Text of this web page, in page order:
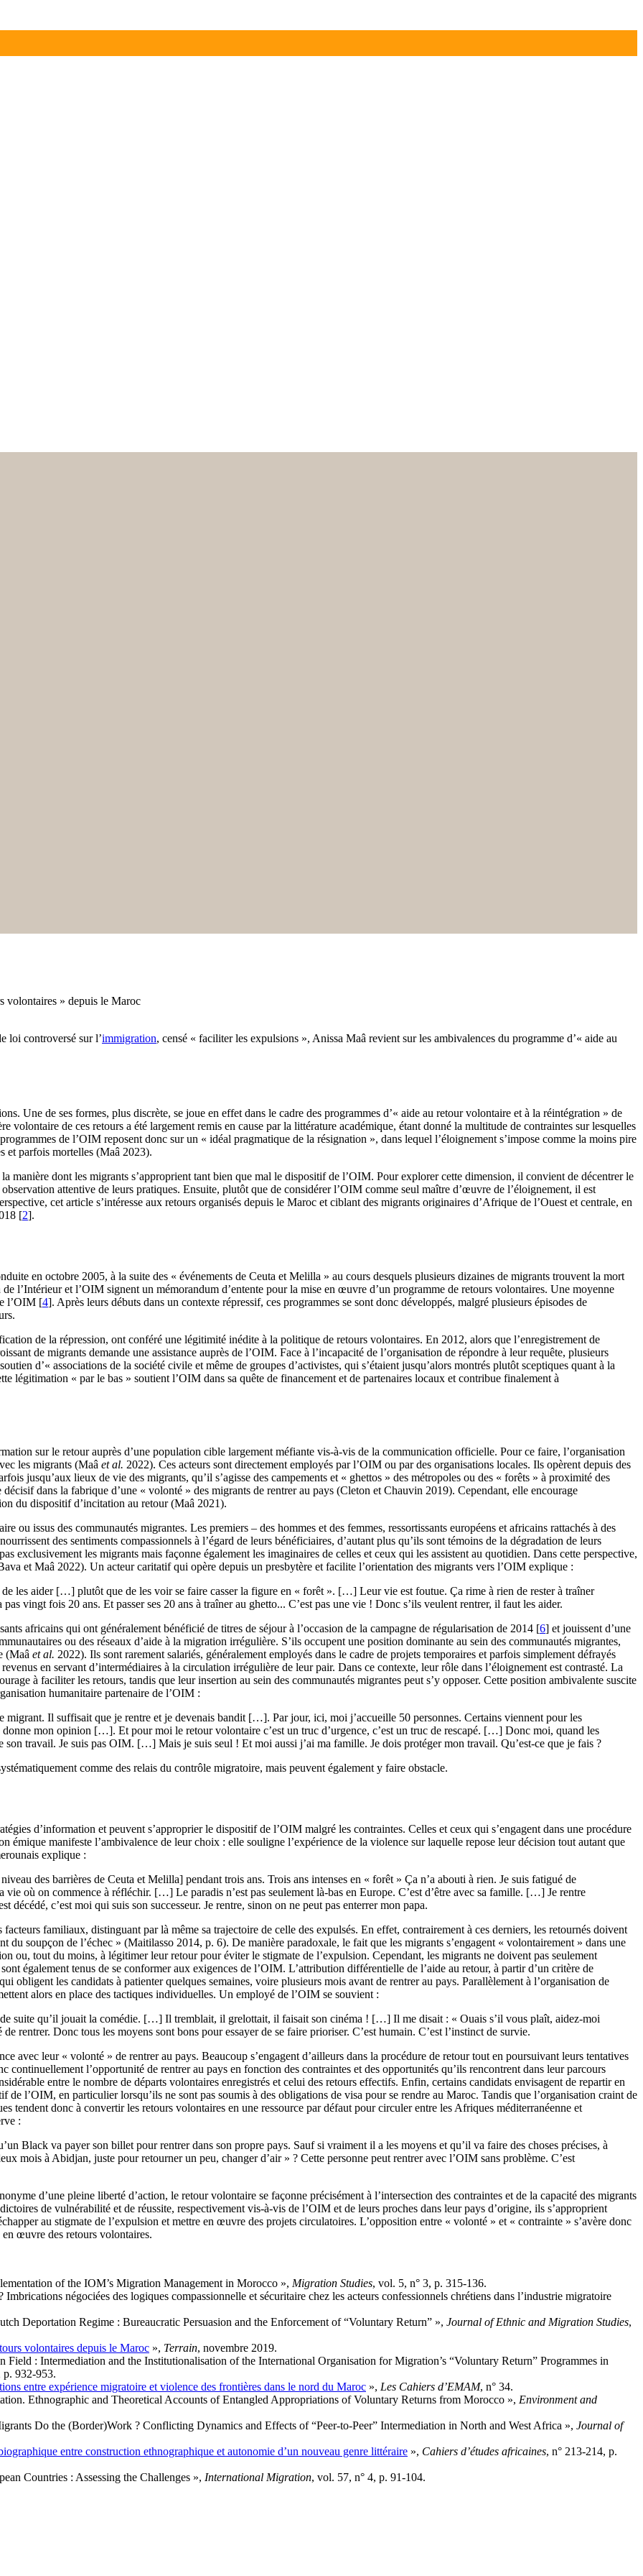
volontaires » depuis le Maroc
loi controversé sur l’immigration, censé « faciliter les expulsions », Anissa Maâ revient sur les ambivalences du programme d’« aide au
Une de ses formes, plus discrète, se joue en effet dans le cadre des programmes d’« aide au retour volontaire et à la réintégration » de
volontaire de ces retours a été largement remis en cause par la littérature académique, étant donné la multitude de contraintes sur lesquelles
de l’OIM reposent donc sur un « idéal pragmatique de la résignation », dans lequel l’éloignement s’impose comme la moins pire
et parfois mortelles (Maâ 2023).
manière dont les migrants s’approprient tant bien que mal le dispositif de l’OIM. Pour explorer cette dimension, il convient de décentrer le
attentive de leurs pratiques. Ensuite, plutôt que de considérer l’OIM comme seul maître d’œuvre de l’éloignement, il est
cet article s’intéresse aux retours organisés depuis le Maroc et ciblant des migrants originaires d’Afrique de l’Ouest et centrale, en
[2].
en octobre 2005, à la suite des « événements de Ceuta et Melilla » au cours desquels plusieurs dizaines de migrants trouvent la mort
l’Intérieur et l’OIM signent un mémorandum d’entente pour la mise en œuvre d’un programme de retours volontaires. Une moyenne
l’OIM [4]. Après leurs débuts dans un contexte répressif, ces programmes se sont donc développés, malgré plusieurs épisodes de
de la répression, ont conféré une légitimité inédite à la politique de retours volontaires. En 2012, alors que l’enregistrement de
de migrants demande une assistance auprès de l’OIM. Face à l’incapacité de l’organisation de répondre à leur requête, plusieurs
d’« associations de la société civile et même de groupes d’activistes, qui s’étaient jusqu’alors montrés plutôt sceptiques quant à la
légitimation « par le bas » soutient l’OIM dans sa quête de financement et de partenaires locaux et contribue finalement à
sur le retour auprès d’une population cible largement méfiante vis-à-vis de la communication officielle. Pour ce faire, l’organisation
les migrants (Maâ et al. 2022). Ces acteurs sont directement employés par l’OIM ou par des organisations locales. Ils opèrent depuis des
jusqu’aux lieux de vie des migrants, qu’il s’agisse des campements et « ghettos » des métropoles ou des « forêts » à proximité des
dans la fabrique d’une « volonté » des migrants de rentrer au pays (Cleton et Chauvin 2019). Cependant, elle encourage
du dispositif d’incitation au retour (Maâ 2021).
ou issus des communautés migrantes. Les premiers – des hommes et des femmes, ressortissants européens et africains rattachés à des
des sentiments compassionnels à l’égard de leurs bénéficiaires, d’autant plus qu’ils sont témoins de la dégradation de leurs
exclusivement les migrants mais façonne également les imaginaires de celles et ceux qui les assistent au quotidien. Dans cette perspective,
et Maâ 2022). Un acteur caritatif qui opère depuis un presbytère et facilite l’orientation des migrants vers l’OIM explique :
de les aider […] plutôt que de les voir se faire casser la figure en « forêt ». […] Leur vie est foutue. Ça rime à rien de rester à traîner
vingt fois 20 ans. Et passer ses 20 ans à traîner au ghetto... C’est pas une vie ! Donc s’ils veulent rentrer, il faut les aider.
africains qui ont généralement bénéficié de titres de séjour à l’occasion de la campagne de régularisation de 2014 [6] et jouissent d’une
ou des réseaux d’aide à la migration irrégulière. S’ils occupent une position dominante au sein des communautés migrantes,
(Maâ et al. 2022). Ils sont rarement salariés, généralement employés dans le cadre de projets temporaires et parfois simplement défrayés
en servant d’intermédiaires à la circulation irrégulière de leur pair. Dans ce contexte, leur rôle dans l’éloignement est contrasté. La
à faciliter les retours, tandis que leur insertion au sein des communautés migrantes peut s’y opposer. Cette position ambivalente suscite
humanitaire partenaire de l’OIM :
migrant. Il suffisait que je rentre et je devenais bandit […]. Par jour, ici, moi j’accueille 50 personnes. Certains viennent pour les
mon opinion […]. Et pour moi le retour volontaire c’est un truc d’urgence, c’est un truc de rescapé. […] Donc moi, quand les
travail. Je suis pas OIM. […] Mais je suis seul ! Et moi aussi j’ai ma famille. Je dois protéger mon travail. Qu’est-ce que je fais ?
comme des relais du contrôle migratoire, mais peuvent également y faire obstacle.
d’information et peuvent s’approprier le dispositif de l’OIM malgré les contraintes. Celles et ceux qui s’engagent dans une procédure
émique manifeste l’ambivalence de leur choix : elle souligne l’expérience de la violence sur laquelle repose leur décision tout autant que
explique :
des barrières de Ceuta et Melilla] pendant trois ans. Trois ans intenses en « forêt » Ça n’a abouti à rien. Je suis fatigué de
où on commence à réfléchir. […] Le paradis n’est pas seulement là-bas en Europe. C’est d’être avec sa famille. […] Je rentre
décédé, c’est moi qui suis son successeur. Je rentre, sinon on ne peut pas enterrer mon papa.
familiaux, distinguant par là même sa trajectoire de celle des expulsés. En effet, contrairement à ces derniers, les retournés doivent
soupçon de l’échec » (Maitilasso 2014, p. 6). De manière paradoxale, le fait que les migrants s’engagent « volontairement » dans une
ou, tout du moins, à légitimer leur retour pour éviter le stigmate de l’expulsion. Cependant, les migrants ne doivent pas seulement
également tenus de se conformer aux exigences de l’OIM. L’attribution différentielle de l’aide au retour, à partir d’un critère de
obligent les candidats à patienter quelques semaines, voire plusieurs mois avant de rentrer au pays. Parallèlement à l’organisation de
alors en place des tactiques individuelles. Un employé de l’OIM se souvient :
suite qu’il jouait la comédie. […] Il tremblait, il grelottait, il faisait son cinéma ! […] Il me disait : « Ouais s’il vous plaît, aidez-moi
rentrer. Donc tous les moyens sont bons pour essayer de se faire prioriser. C’est humain. C’est l’instinct de survie.
avec leur « volonté » de rentrer au pays. Beaucoup s’engagent d’ailleurs dans la procédure de retour tout en poursuivant leurs tentatives
l’opportunité de rentrer au pays en fonction des contraintes et des opportunités qu’ils rencontrent dans leur parcours
entre le nombre de départs volontaires enregistrés et celui des retours effectifs. Enfin, certains candidats envisagent de repartir en
l’OIM, en particulier lorsqu’ils ne sont pas soumis à des obligations de visa pour se rendre au Maroc. Tandis que l’organisation craint de
tendent donc à convertir les retours volontaires en une ressource par défaut pour circuler entre les Afriques méditerranéenne et
:
Black va payer son billet pour rentrer dans son propre pays. Sauf si vraiment il a les moyens et qu’il va faire des choses précises, à
mois à Abidjan, juste pour retourner un peu, changer d’air » ? Cette personne peut rentrer avec l’OIM sans problème. C’est
d’une pleine liberté d’action, le retour volontaire se façonne précisément à l’intersection des contraintes et de la capacité des migrants
de vulnérabilité et de réussite, respectivement vis-à-vis de l’OIM et de leurs proches dans leur pays d’origine, ils s’approprient
au stigmate de l’expulsion et mettre en œuvre des projets circulatoires. L’opposition entre « volonté » et « contrainte » s’avère donc
en œuvre des retours volontaires.
of the IOM’s Migration Management in Morocco », Migration Studies, vol. 5, n° 3, p. 315‑136.
négociées des logiques compassionnelle et sécuritaire chez les acteurs confessionnels chrétiens dans l’industrie migratoire
Deportation Regime : Bureaucratic Persuasion and the Enforcement of “Voluntary Return” », Journal of Ethnic and Migration Studies,
volontaires depuis le Maroc », Terrain, novembre 2019.
: Intermediation and the Institutionalisation of the International Organisation for Migration’s “Voluntary Return” Programmes in
932‑953.
entre expérience migratoire et violence des frontières dans le nord du Maroc », Les Cahiers d’EMAM, n° 34.
Ethnographic and Theoretical Accounts of Entangled Appropriations of Voluntary Returns from Morocco », Environment and
Do the (Border)Work ? Conflicting Dynamics and Effects of “Peer-to-Peer” Intermediation in North and West Africa », Journal of
entre construction ethnographique et autonomie d’un nouveau genre littéraire », Cahiers d’études africaines, n° 213‑214, p.
Countries : Assessing the Challenges », International Migration, vol. 57, n° 4, p. 91‑104.